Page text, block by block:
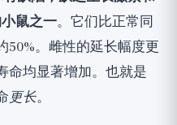
鼠之一。它们比正常同
50%。雌性的延长幅度更
命均显著增加。也就是
更长。